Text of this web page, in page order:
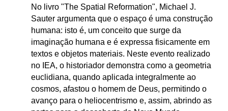
No livro "The Spatial Reformation", Michael J.
Sauter argumenta que o espaço é uma construção
humana: isto é, um conceito que surge da
imaginação humana e é expressa fisicamente em
textos e objetos materiais. Neste evento realizado
no IEA, o historiador demonstra como a geometria
euclidiana, quando aplicada integralmente ao
cosmos, afastou o homem de Deus, permitindo o
avanço para o heliocentrismo e, assim, abrindo as